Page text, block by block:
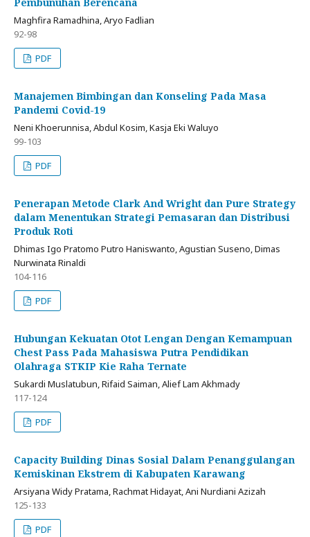
Maghfira Ramadhina, Aryo Fadlian
92-98
PDF
Manajemen Bimbingan dan Konseling Pada Masa
Pandemi Covid-19
Neni Khoerunnisa, Abdul Kosim, Kasja Eki Waluyo
99-103
PDF
Penerapan Metode Clark And Wright dan Pure Strategy
dalam Menentukan Strategi Pemasaran dan Distribusi
Produk Roti
Dhimas Igo Pratomo Putro Haniswanto, Agustian Suseno, Dimas
Nurwinata Rinaldi
104-116
PDF
Hubungan Kekuatan Otot Lengan Dengan Kemampuan
Chest Pass Pada Mahasiswa Putra Pendidikan
Olahraga STKIP Kie Raha Ternate
Sukardi Muslatubun, Rifaid Saiman, Alief Lam Akhmady
117-124
PDF
Capacity Building Dinas Sosial Dalam Penanggulangan
Kemiskinan Ekstrem di Kabupaten Karawang
Arsiyana Widy Pratama, Rachmat Hidayat, Ani Nurdiani Azizah
125-133
PDF